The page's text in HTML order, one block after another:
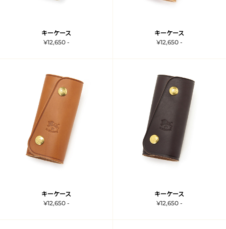
キーケース
¥12,650 -
キーケース
¥12,650 -
キーケース
¥12,650 -
キーケース
¥12,650 -